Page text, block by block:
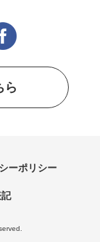
ら
ーポリシー